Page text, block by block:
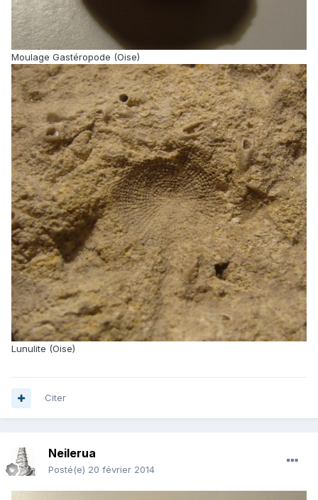
Moulage Gastéropode (Oise)
Lunulite (Oise)
Citer
Neilerua
Posté(e) 20 février 2014